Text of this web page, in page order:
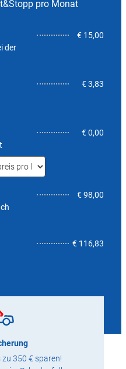
pro Monat
der
€ 15,00
€ 3,83
€ 0,00
€ 98,00
€ 116,83
350 € sparen!